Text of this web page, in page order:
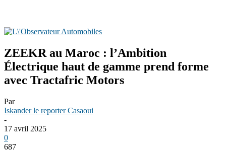
ZEEKR au Maroc : l’Ambition
Électrique haut de gamme prend forme
avec Tractafric Motors
Par
Iskander le reporter Casaoui
-
17 avril 2025
0
687